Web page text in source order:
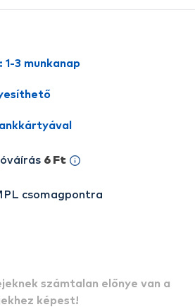
számtalan előnye van a
képest!
3 munkanap
6 Ft
csomagpontra